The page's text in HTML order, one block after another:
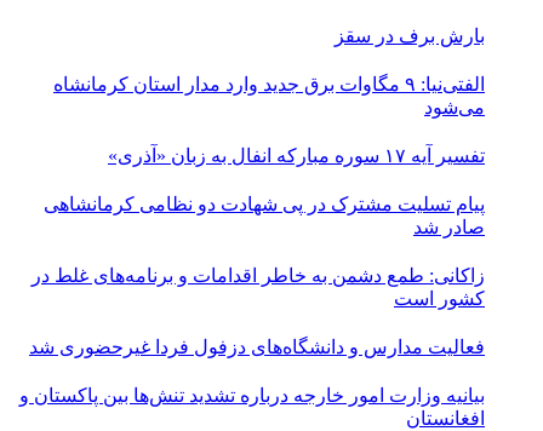
بارش برف در سقز
الفتی‌نیا: ۹ مگاوات برق جدید وارد مدار استان کرمانشاه
می‌شود
تفسیر آیه ۱۷ سوره مبارکه انفال به زبان «آذری»
پیام تسلیت مشترک در پی شهادت دو نظامی کرمانشاهی
صادر شد
زاکانی: طمع دشمن به خاطر اقدامات و برنامه‌های غلط در
کشور است
فعالیت مدارس و دانشگاه‌های دزفول فردا غیرحضوری شد
بیانیه وزارت امور خارجه درباره تشدید تنش‌ها بین پاکستان و
افغانستان